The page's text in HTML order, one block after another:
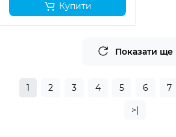
Купити
Показати ще
1 2 3 4 5 6 7
>|